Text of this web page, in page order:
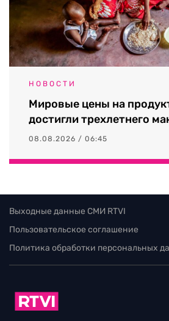
НОВОСТИ
Мировые цены на
достигли трехлетнего
08.08.2026 / 06:45
Выходные данные СМИ RTVI
Пользовательское соглашение
Политика обработки персональных